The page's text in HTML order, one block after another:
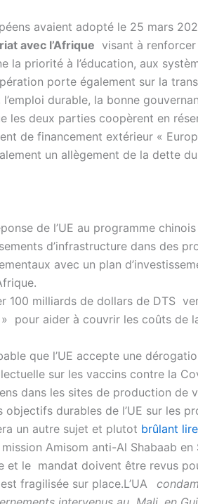
avaient adopté le 25 mars
avec l’Afrique visant à renforcer
la priorité à l’éducation, aux
porte également sur la
durable, la bonne
les deux parties coopèrent en
de financement extérieur «
un allègement de la dette
de l’UE au programme
d’infrastructure dans des
avec un plan
100 milliards de dollars de DTS
pour aider à couvrir les coûts de
que l’UE accepte une
sur les vaccins contre la
dans les sites de production de
objectifs durables de l’UE sur les
un autre sujet et plutot brûlant
mission Amisom anti-Al Shabaab en
et le mandat doivent être revus
fragilisée sur place.L’UA